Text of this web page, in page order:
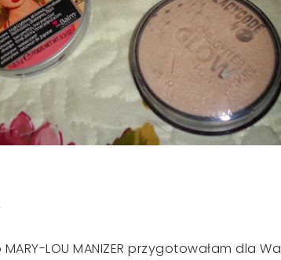
LOU MANIZER przygotowałam dla